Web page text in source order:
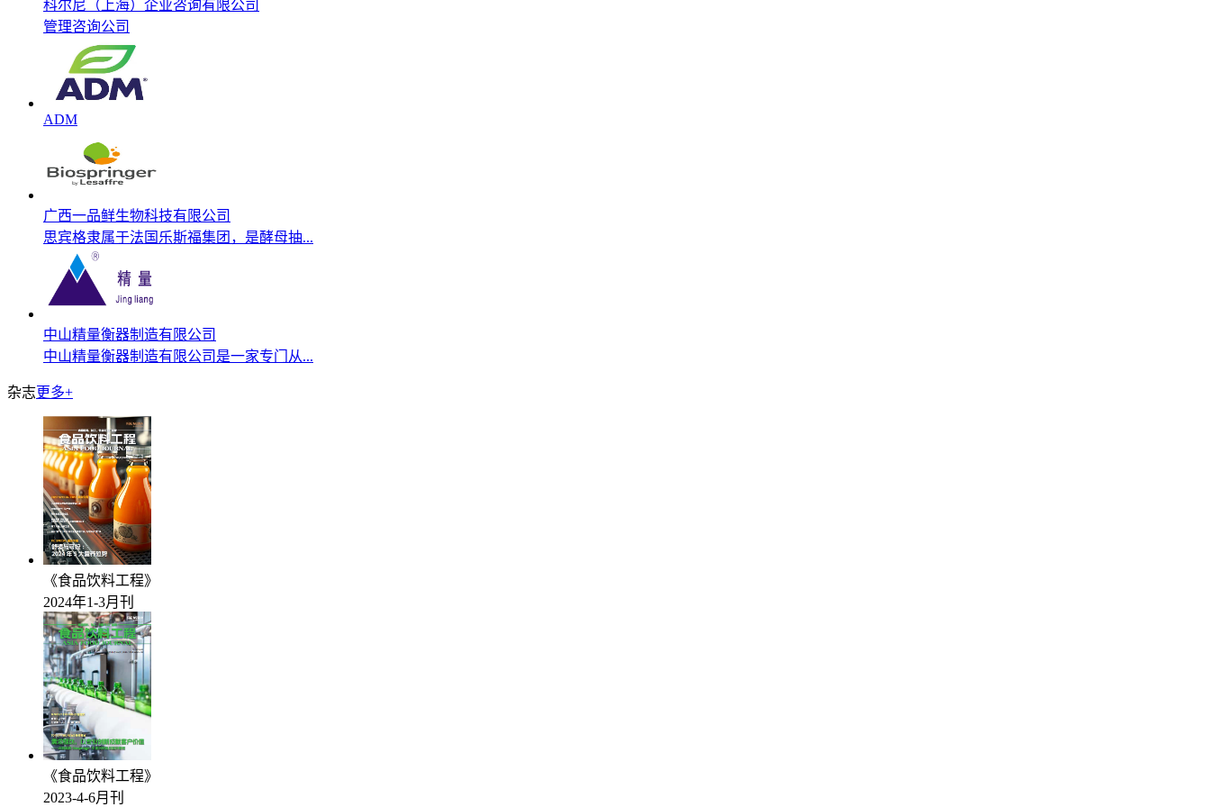
科尔尼（上海）企业咨询有限公司
管理咨询公司
ADM
广西一品鲜生物科技有限公司
思宾格隶属于法国乐斯福集团，是酵母抽...
中山精量衡器制造有限公司
中山精量衡器制造有限公司是一家专门从...
杂志更多+
《食品饮料工程》
2024年1-3月刊
《食品饮料工程》
2023-4-6月刊